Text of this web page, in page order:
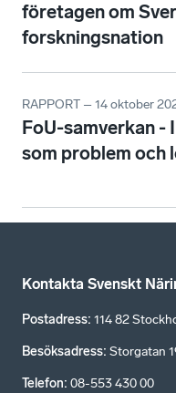
företagen om
forskningsnation
RAPPORT – 14 oktober
FoU-samverkan
som problem och
Kontakta Svenskt
Postadress: 114 82
Besöksadress: Storgatan
Telefon: 08-553 430 00